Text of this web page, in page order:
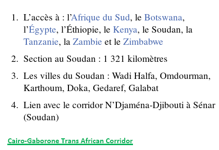
L’accès à : l’Afrique du Sud, le Botswana,
l’Égypte, l’Éthiopie, le Kenya, le Soudan, la
Tanzanie, la Zambie et le Zimbabwe
Section au Soudan : 1 321 kilomètres
Les villes du Soudan : Wadi Halfa, Omdourman,
Karthoum, Doka, Gedaref, Galabat
Lien avec le corridor N’Djaména-Djibouti à Sénar
(Soudan)